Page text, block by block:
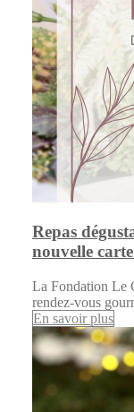
Repas
nouvelle
La Fondation Le
rendez-vous
En savoir plus